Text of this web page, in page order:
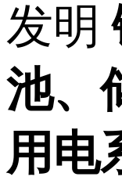
发明
池、
用电